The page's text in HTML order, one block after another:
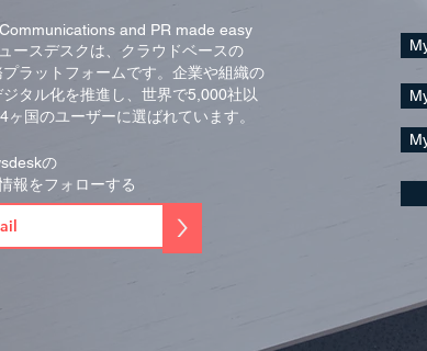
and PR made easy
ースデスクは、クラウドベースの
ラットフォームです。 企業や組織の
タル化を推進し、 世界で5,000社以
ヶ国のユーザーに選ばれています。
の
報をフォローする
>